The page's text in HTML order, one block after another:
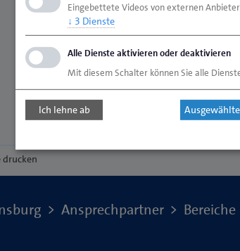
drucken
Ansprechpartner Bereiche
Eingebettete Videos von externen
↓ 3 Dienste
Alle Dienste aktivieren oder deaktivieren
Mit diesem Schalter können Sie alle
Ich lehne ab